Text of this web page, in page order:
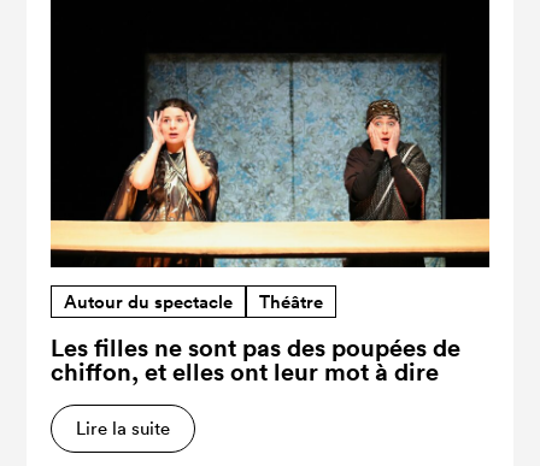
Autour du spectacle Théâtre
Les filles ne sont pas des poupées de
chiffon, et elles ont leur mot à dire
Lire la suite